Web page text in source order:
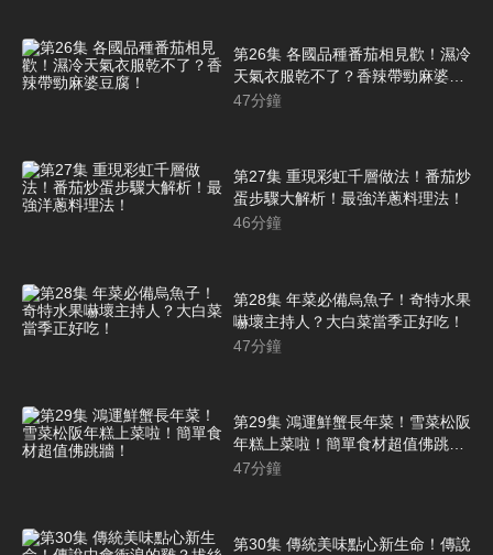
第26集 各國品種番茄相見歡！濕冷
天氣衣服乾不了？香辣帶勁麻婆豆
腐！
47分鐘
第27集 重現彩虹千層做法！番茄炒
蛋步驟大解析！最強洋蔥料理法！
46分鐘
第28集 年菜必備烏魚子！奇特水果
嚇壞主持人？大白菜當季正好吃！
47分鐘
第29集 鴻運鮮蟹長年菜！雪菜松阪
年糕上菜啦！簡單食材超值佛跳
牆！
47分鐘
第30集 傳統美味點心新生命！傳說